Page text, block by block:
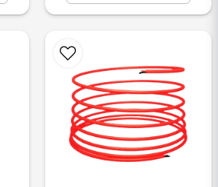
Skicka fråga